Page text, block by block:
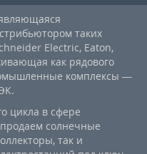
таких
Electric, Eaton,
как рядового
комплексы —
цикла в сфере
солнечные
так и